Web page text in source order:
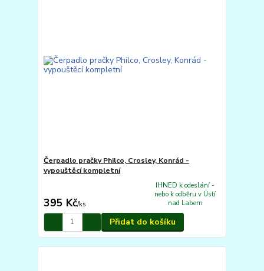
Čerpadlo pračky Philco, Crosley, Konrád -
vypouštěcí kompletní
395 Kč/ks
IHNED k odeslání -
nebo k odběru v Ústí
nad Labem
Přidat do košíku